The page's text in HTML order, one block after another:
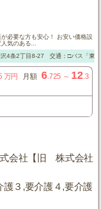
必要な方も安心！ お安い価格設
気のある...
4条2丁目8-27 交通：□バス「東
万円 月額 6.725 ～ 12.3
会社【旧 株式会社
護３,要介護４,要介護